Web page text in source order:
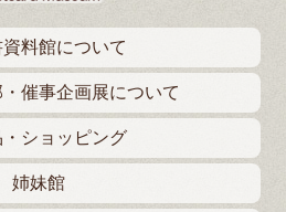
料館について
催事企画展について
・ショッピング
姉妹館